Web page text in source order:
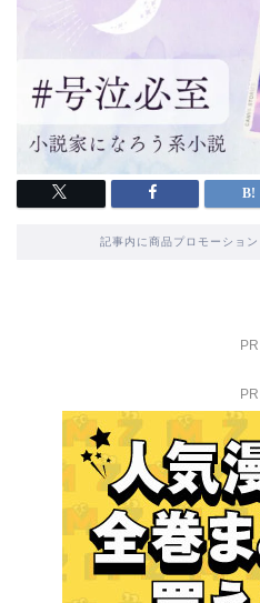
記事内に商品プロモーショ
PR
PR